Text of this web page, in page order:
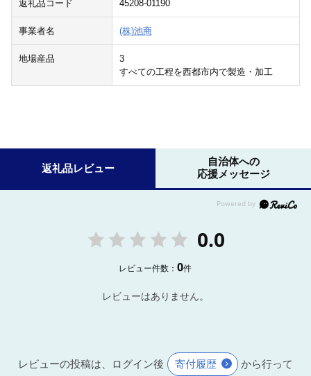
返礼品コード 45208-01190
事業者名 (株)池商
地場産品
3
すべての工程を西都市内で製造・加工
返礼品レビュー
自治体への
応援メッセージ
0.0
レビュー件数：0件
レビューはありません。
レビューの投稿は、ログイン後 寄付履歴
から行って